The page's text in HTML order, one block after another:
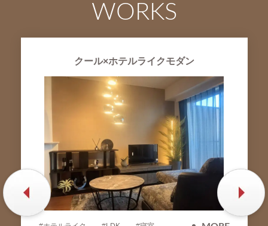
WORKS
クール×ホテルライクモダン